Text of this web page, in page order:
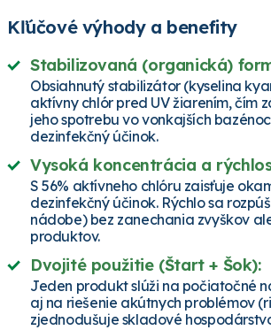
Kľúčové výhody a benefity
Stabilizovaná (organická)
Obsiahnutý stabilizátor (kyselina
aktívny chlór pred UV žiarením, čím
jeho spotrebu vo vonkajších
dezinfekčný účinok.
Vysoká koncentrácia a
S 56% aktívneho chlóru zaisťuje
dezinfekčný účinok. Rýchlo sa
nádobe) bez zanechania zvyškov
produktov.
Dvojité použitie (Štart + Šok):
Jeden produkt slúži na počiatočné
aj na riešenie akútnych problémov
zjednodušuje skladové